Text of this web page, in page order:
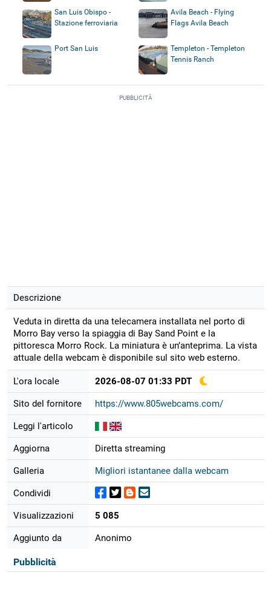
San Luis Obispo -
Stazione ferroviaria
Avila Beach - Flying
Flags Avila Beach
Port San Luis
Templeton - Templeton
Tennis Ranch
PUBBLICITÀ
Descrizione
Veduta in diretta da una telecamera installata nel porto di
Morro Bay verso la spiaggia di Bay Sand Point e la
pittoresca Morro Rock. La miniatura è un’anteprima. La vista
attuale della webcam è disponibile sul sito web esterno.
L'ora locale 2026-08-07 01:33 PDT
Sito del fornitore https://www.805webcams.com/
Leggi l'articolo
Aggiorna Diretta streaming
Galleria Migliori istantanee dalla webcam
Condividi
Visualizzazioni 5 085
Aggiunto da Anonimo
Pubblicità